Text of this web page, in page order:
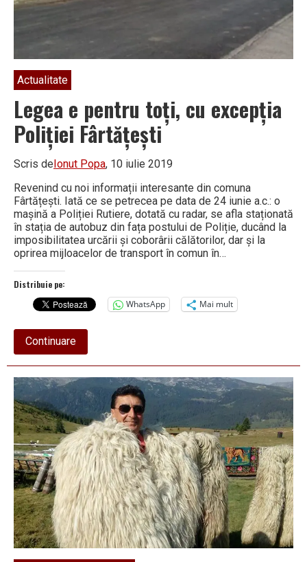
Actualitate
Legea e pentru toți, cu excepția
Poliției Fârtățești
Scris deIonut Popa, 10 iulie 2019
Revenind cu noi informații interesante din comuna
Fârtățești. Iată ce se petrecea pe data de 24 iunie a.c.: o
mașină a Poliției Rutiere, dotată cu radar, se afla staționată
în stația de autobuz din fața postului de Poliție, ducând la
imposibilitatea urcării și coborârii călătorilor, dar și la
oprirea mijloacelor de transport în comun în…
Distribuie pe:
WhatsApp
Mai mult
Continuareabout
Legea
e
toți,
cu
excepția
Poliției
Fârtățești